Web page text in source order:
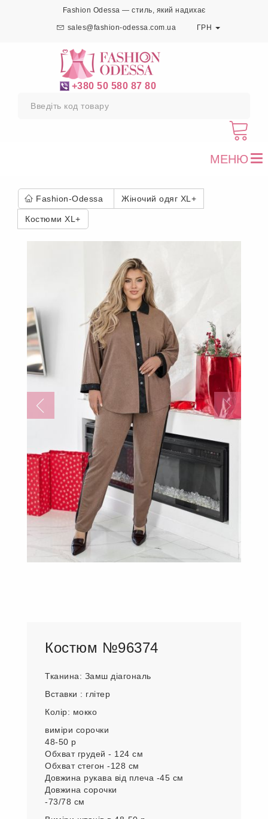
Fashion Odessa — стиль, який надихає
sales@fashion-odessa.com.ua ГРН
+380 50 580 87 80
МЕНЮ
Fashion-Odessa Жіночий одяг XL+
Костюми XL+
Костюм №96374
Тканина: Замш діагональ
Вставки : глітер
Колір: мокко
виміри сорочки
48-50 р
Обхват грудей - 124 см
Обхват стегон -128 см
Довжина рукава від плеча -45 см
Довжина сорочки
-73/78 см